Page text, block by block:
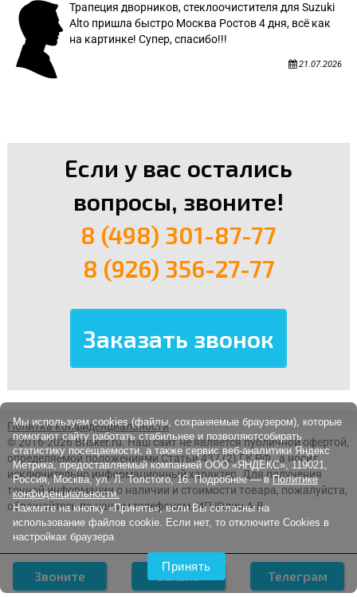
Трапеция дворников, стеклоочистителя для Suzuki
Alto пришла быстро Москва Ростов 4 дня, всё как
на картинке! Супер, спасибо!!!
21.07.2026
Если у вас остались
вопросы, звоните!
8 (498) 301-87-77
8 (926) 356-27-77
Политка конфиденциальности
© 2016-2026 Brisker.ru.Наш сайт не является публичной офертой,
определяемой положениями Статьи 437 (2) ГК РФ., а носит
исключительно информационный характер. Для получения
точной информации о наличии и стоимости товара, пожалуйста,
обращайтесь по нашим телефонам. ИП Юдин А.В.
Звоните Заявка Телеграм
Мы используем cookies (файлы, сохраняемые браузером), которые
помогают сайту работать стабильнее и позволяютсобирать
статистику посещаемости, а также сервис веб-аналитики Яндекс
Метрика, предоставляемый компанией ООО «ЯНДЕКС», 119021,
Россия, Москва, ул. Л. Толстого, 16. Подробнее — в Политике
конфиденциальности.
Нажмите на кнопку «Принять», если Вы согласны на
использование файлов cookie. Если нет, то отключите Cookies в
настройках браузера
Принять